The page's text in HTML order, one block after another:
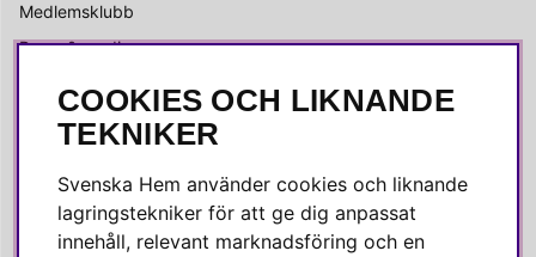
Medlemsklubb
Press & media
SOCIALA MEDIER
Instagram
Linkedin
COOKIES OCH LIKNANDE
TEKNIKER
Svenska Hem använder cookies och liknande
lagringstekniker för att ge dig anpassat
innehåll, relevant marknadsföring och en